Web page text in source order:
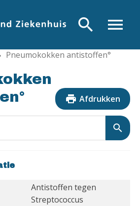
menu
search
Pneumokokken antistoffen°
print Afdrukken
search
Antistoffen tegen
Streptococcus